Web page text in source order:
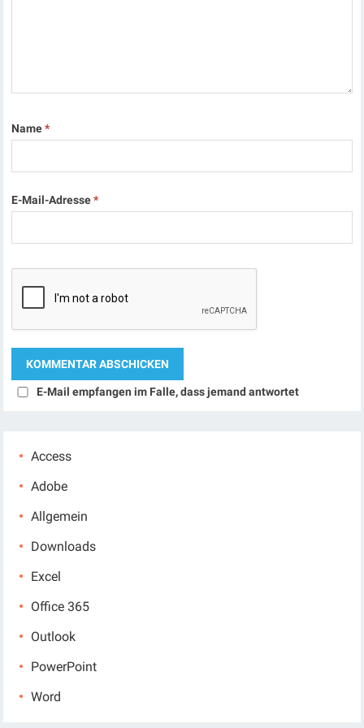
Name*
E-Mail-Adresse*
E-Mail empfangen im Falle, dass jemand antwortet
Access
Adobe
Allgemein
Downloads
Excel
Office 365
Outlook
PowerPoint
Word